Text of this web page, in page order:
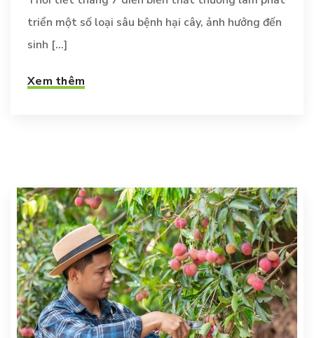
triển một số loại sâu bệnh hại cây, ảnh hưởng đến
sinh [...]
Xem thêm